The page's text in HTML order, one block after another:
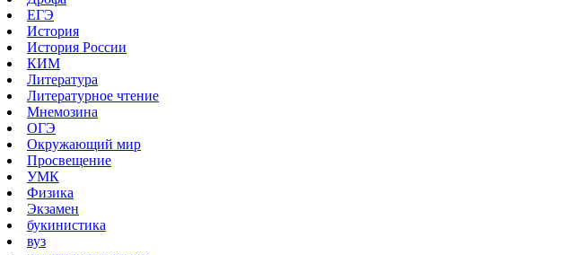
ЕГЭ
История
История России
КИМ
Литература
Литературное чтение
Мнемозина
ОГЭ
Окружающий мир
Просвещение
УМК
Физика
Экзамен
букинистика
вуз